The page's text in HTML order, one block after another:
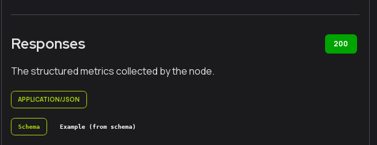
Responses 200
The structured metrics collected by the node.
APPLICATION/JSON
Schema Example (from schema)